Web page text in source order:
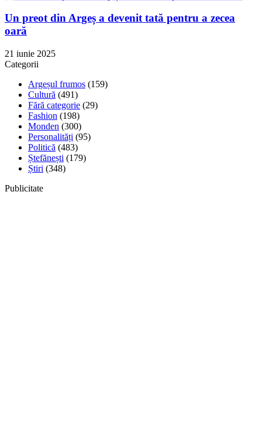
Un preot din Argeș a devenit tată pentru a zecea
oară
21 iunie 2025
Categorii
Argeșul frumos (159)
Cultură (491)
Fără categorie (29)
Fashion (198)
Monden (300)
Personalități (95)
Politică (483)
Ștefănești (179)
Știri (348)
Publicitate